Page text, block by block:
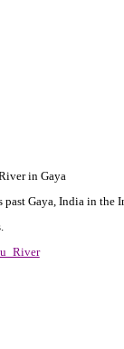
in Gaya
past Gaya, India in the